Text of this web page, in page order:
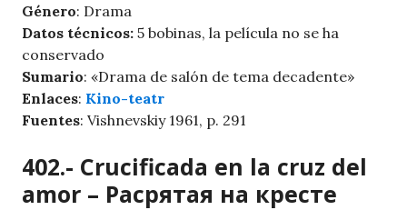
Género: Drama
Datos técnicos: 5 bobinas, la película no se ha
conservado
Sumario: «Drama de salón de tema decadente»
Enlaces: Kino-teatr
Fuentes: Vishnevskiy 1961, p. 291
402.- Crucificada en la cruz del
amor – Расрятая на кресте